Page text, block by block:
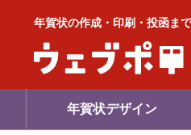
年賀状の作成・印刷・投函ま
年賀状デザイン